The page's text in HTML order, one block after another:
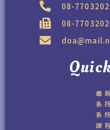
08-
08-
最
系
系
課